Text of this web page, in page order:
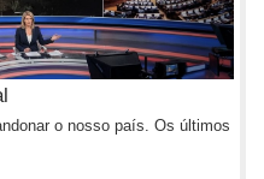
o nosso país. Os últimos